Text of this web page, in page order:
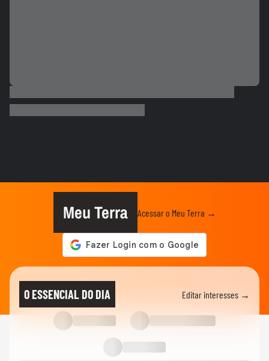
edição completa
Testamos Embers of the Uncrowned, o
novo MMORPG de fantasia sombria
Echoes of Aincrad traz nostalgia e clima
de MMO baseado em Sword...
Jogamos a demonstração de Halo:
Campaign Evolved
Meu Terra Acessar o Meu Terra →
O ESSENCIAL DO DIA Editar interesses →